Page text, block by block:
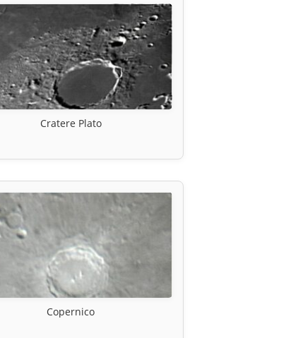
Cratere Plato
Copernico